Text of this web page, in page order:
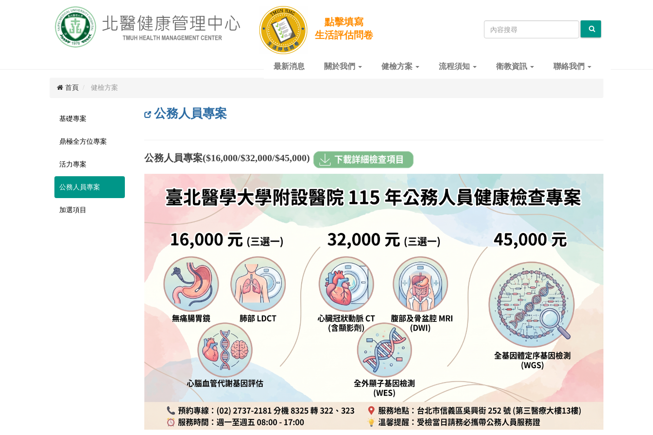
點擊填寫
生活評估問卷
最新消息 關於我們 健檢方案 流程須知 衛教資訊 聯絡我們
首頁 健檢方案
基礎專案
鼎極全方位專案
活力專案
公務人員專案
加選項目
公務人員專案
公務人員專案($16,000/$32,000/$45,000)